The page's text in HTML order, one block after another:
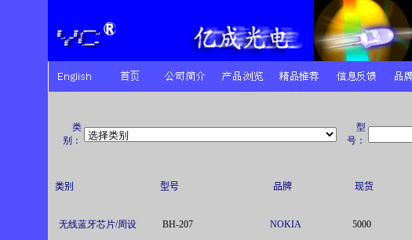
类
别：
型
号：
类别 型号 品牌 现货
无线蓝牙芯片/周设 BH-207 NOKIA 5000